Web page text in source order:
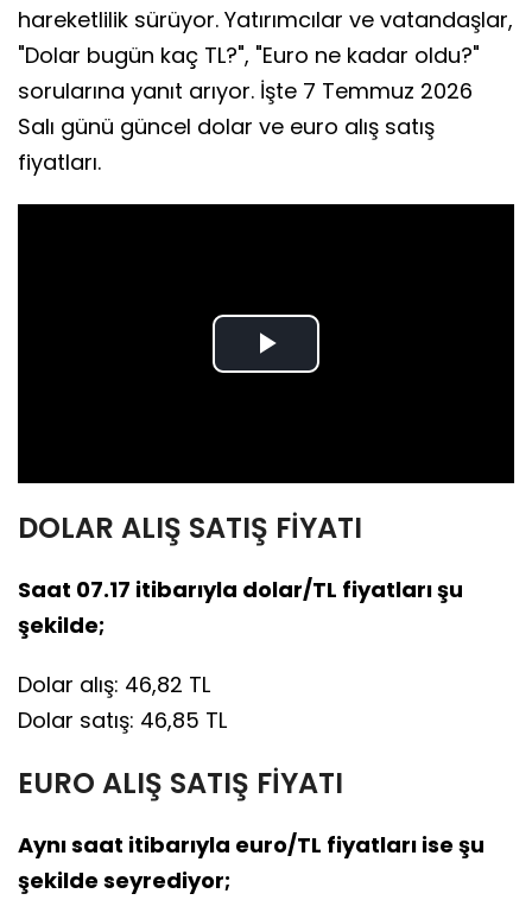
hareketlilik sürüyor. Yatırımcılar ve vatandaşlar,
"Dolar bugün kaç TL?", "Euro ne kadar oldu?"
sorularına yanıt arıyor. İşte 7 Temmuz 2026
Salı günü güncel dolar ve euro alış satış
fiyatları.
Play
DOLAR ALIŞ SATIŞ FİYATI
Saat 07.17 itibarıyla dolar/TL fiyatları şu
şekilde;
Dolar alış: 46,82 TL
Dolar satış: 46,85 TL
EURO ALIŞ SATIŞ FİYATI
Aynı saat itibarıyla euro/TL fiyatları ise şu
şekilde seyrediyor;